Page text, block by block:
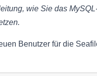
wie Sie das
Benutzer für die